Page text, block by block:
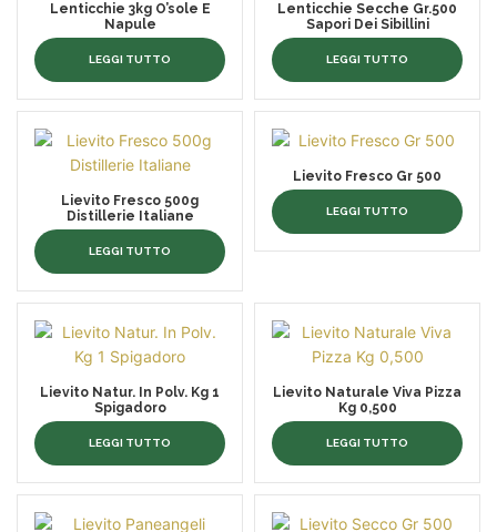
Lenticchie 3kg O’sole E
Napule
LEGGI TUTTO
Lenticchie Secche Gr.500
Sapori Dei Sibillini
LEGGI TUTTO
Lievito Fresco 500g
Distillerie Italiane
LEGGI TUTTO
Lievito Fresco Gr 500
LEGGI TUTTO
Lievito Natur. In Polv. Kg 1
Spigadoro
LEGGI TUTTO
Lievito Naturale Viva Pizza
Kg 0,500
LEGGI TUTTO